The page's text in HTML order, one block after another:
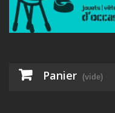
Panier (vide)